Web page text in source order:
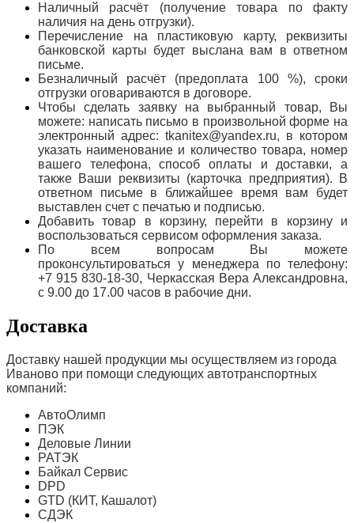
Наличный расчёт (получение товара по факту
наличия на день отгрузки).
Перечисление на пластиковую карту, реквизиты
банковской карты будет выслана вам в ответном
письме.
Безналичный расчёт (предоплата 100 %), сроки
отгрузки оговариваются в договоре.
Чтобы сделать заявку на выбранный товар, Вы
можете: написать письмо в произвольной форме на
электронный адрес: tkanitex@yandex.ru, в котором
указать наименование и количество товара, номер
вашего телефона, способ оплаты и доставки, а
также Ваши реквизиты (карточка предприятия). В
ответном письме в ближайшее время вам будет
выставлен счет с печатью и подписью.
Добавить товар в корзину, перейти в корзину и
воспользоваться сервисом оформления заказа.
По всем вопросам Вы можете
проконсультироваться у менеджера по телефону:
+7 915 830-18-30, Черкасская Вера Александровна,
с 9.00 до 17.00 часов в рабочие дни.
Доставка
Доставку нашей продукции мы осуществляем из города
Иваново при помощи следующих автотранспортных
компаний:
АвтоОлимп
ПЭК
Деловые Линии
РАТЭК
Байкал Сервис
DPD
GTD (КИТ, Кашалот)
СДЭК